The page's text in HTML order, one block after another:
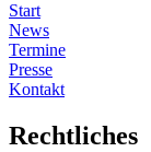
Start
News
Termine
Presse
Kontakt
Rechtliches